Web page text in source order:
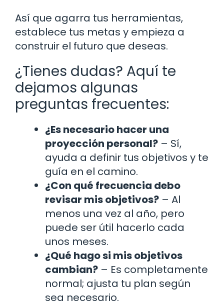
Así que agarra tus herramientas,
establece tus metas y empieza a
construir el futuro que deseas.
¿Tienes dudas? Aquí te
dejamos algunas
preguntas frecuentes:
¿Es necesario hacer una
proyección personal? – Sí,
ayuda a definir tus objetivos y te
guía en el camino.
¿Con qué frecuencia debo
revisar mis objetivos? – Al
menos una vez al año, pero
puede ser útil hacerlo cada
unos meses.
¿Qué hago si mis objetivos
cambian? – Es completamente
normal; ajusta tu plan según
sea necesario.